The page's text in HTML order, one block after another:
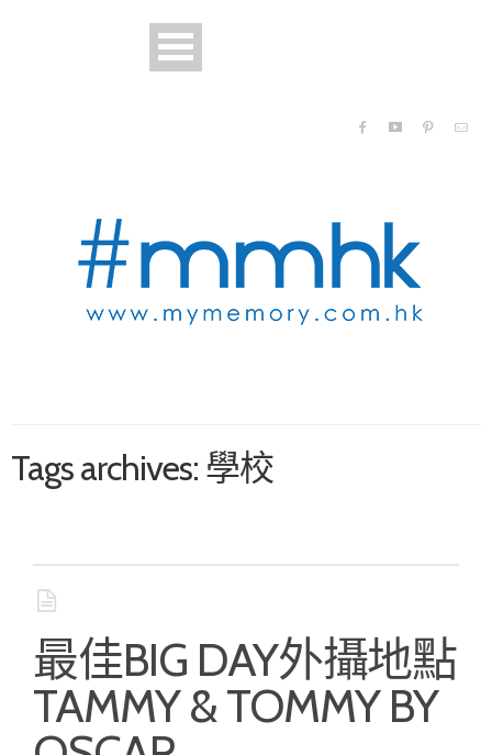
Tags archives: 學校
最佳BIG DAY外攝地點
TAMMY & TOMMY BY